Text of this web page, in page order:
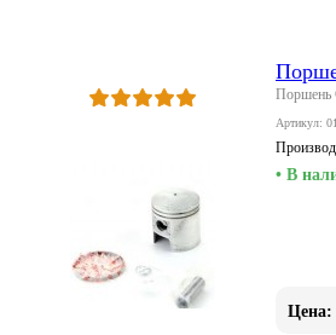
Поршень
Артикул:
• В
Цена: